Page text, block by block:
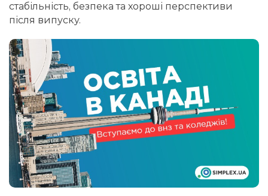
стабільність, безпека та хороші перспективи
після випуску.